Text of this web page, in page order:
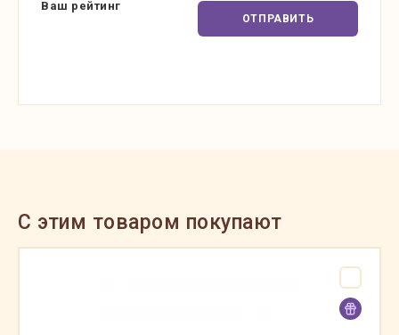
Ваш рейтинг
ОТПРАВИТЬ
C этим товаром покупают